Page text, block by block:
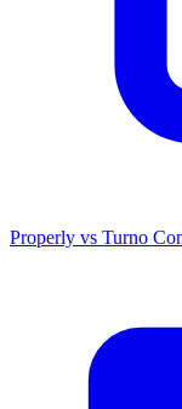
Properly vs Turno